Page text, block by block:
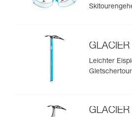
GLACIER
Leichter
GLACIER